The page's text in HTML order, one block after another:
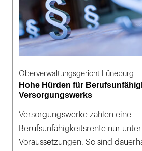
Oberverwaltungsgericht Lüneburg
Hohe Hürden für
Versorgungswerks
Versorgungswerke zahlen eine
Berufsunfähigkeitsrente nur
Voraussetzungen. So sind